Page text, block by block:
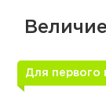
Для первого